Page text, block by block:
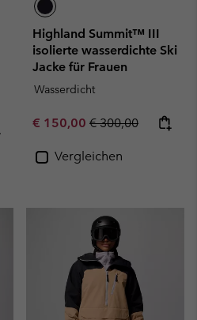
Highland Summit™ III
isolierte wasserdichte Ski
Jacke für Frauen
Wasserdicht
Sale price:
€ 150,00 Regular price:
€ 300,00
Vergleichen